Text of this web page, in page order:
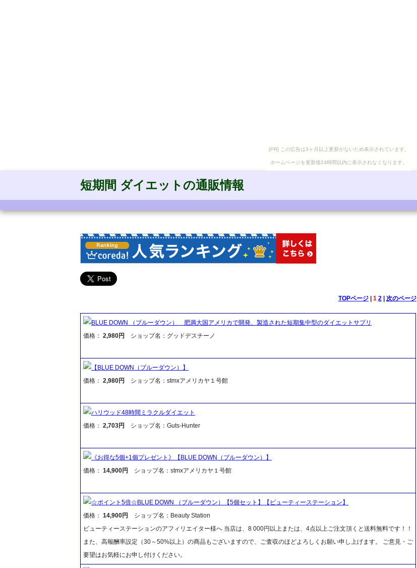
[PR] この広告は3ヶ月以上更新がないため表示されています。
ホームページを更新後24時間以内に表示されなくなります。
短期間 ダイエットの通販情報
TOPページ| 1 2| 次のページ
BLUE DOWN （ブルーダウン） 肥満大国アメリカで開発、製造された短期集中型のダイエットサプリ
価格： 2,980円 ショップ名：グッドデスチーノ
【BLUE DOWN（ブルーダウン）】
価格： 2,980円 ショップ名：stmxアメリカヤ１号館
ハリウッド48時間ミラクルダイエット
価格： 2,703円 ショップ名：Guts-Hunter
《お得な5個+1個プレゼント》【BLUE DOWN（ブルーダウン）】
価格： 14,900円 ショップ名：stmxアメリカヤ１号館
☆ポイント5倍☆BLUE DOWN （ブルーダウン）【5個セット】【ビューティーステーション】
価格： 14,900円
ショップ名：Beauty Station
ビューティーステーションのアフィリエイター様へ 当店は、8 000円以上または、4点以上ご注文頂くと送料無料です！！
また、高報酬率設定（30～50%以上）の商品もございますので、ご査収のほどよろしくお願い申し上げます。 ご意見・ご
要望はお気軽にお申し付けください。